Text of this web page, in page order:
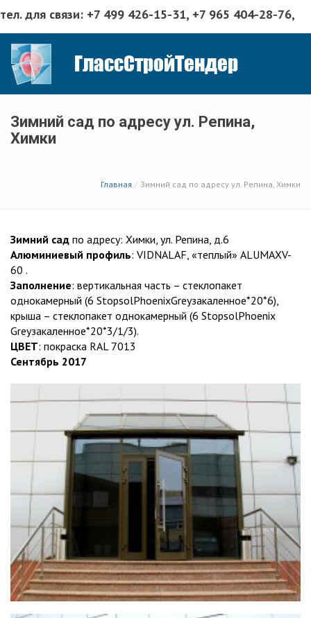
тел. для связи: +7 499 426-15-31, +7 965 404-28-76,
эл.адрес: polina@glasstender.ru
6/34 ГлассСтройТендер
Зимний сад по адресу ул. Репина,
Химки
Главная Зимний сад по адресу ул. Репина, Химки
Зимний сад по адресу: Химки, ул. Репина, д.6
Алюминиевый профиль: VIDNALAF, «теплый» ALUMAXV-
60 .
Заполнение: вертикальная часть – стеклопакет
однокамерный (6 StopsolPhoenixGreyзакаленное*20*6),
крыша – стеклопакет однокамерный (6 StopsolPhoenix
Greyзакаленное*20*3/1/3).
ЦВЕТ: покраска RAL 7013
Сентябрь 2017